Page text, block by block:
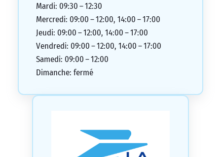
Mardi: 09:30 – 12:30
Mercredi: 09:00 – 12:00, 14:00 – 17:00
Jeudi: 09:00 – 12:00, 14:00 – 17:00
Vendredi: 09:00 – 12:00, 14:00 – 17:00
Samedi: 09:00 – 12:00
Dimanche: fermé